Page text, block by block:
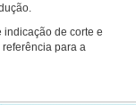
indicação de corte e
para a